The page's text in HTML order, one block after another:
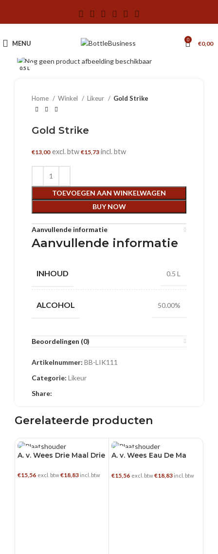
MENU 0 €0,00
0.5 L
Home Winkel Likeur Gold Strike
Gold Strike
€13,00 excl. btw €15,73 incl. btw
TOEVOEGEN AAN WINKELWAGEN
BUY NOW
Aanvullende informatie
Aanvullende informatie
INHOUD 0.5 L
ALCOHOL 50.00%
Beoordelingen (0)
Artikelnummer: BB-LIK111
Categorie: Likeur
Share:
Gerelateerde producten
0.35 L
A. v. Wees Drie Maal Drie
€15,56 excl. btw€18,83 incl. btw
0.35 L
A. v. Wees Eau De Ma
€15,56 excl. btw€18,83 incl. btw